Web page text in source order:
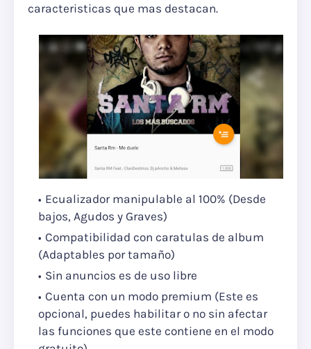
caracteristicas que mas destacan.
Ecualizador manipulable al 100% (Desde
bajos, Agudos y Graves)
Compatibilidad con caratulas de album
(Adaptables por tamaño)
Sin anuncios es de uso libre
Cuenta con un modo premium (Este es
opcional, puedes habilitar o no sin afectar
las funciones que este contiene en el modo